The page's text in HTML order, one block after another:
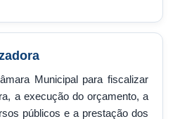
Municipal para fiscalizar
a execução do orçamento, a
públicos e a prestação dos